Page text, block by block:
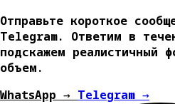
Отправьте короткое
Telegram. Ответим в
подскажем реалистичный
объем.
WhatsApp → Telegram →